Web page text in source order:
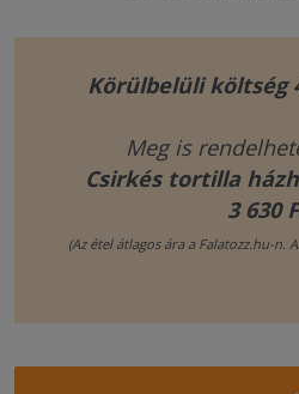
Körülbelüli költség
Meg is
Csirkés tortilla
3 630
(Az étel átlagos ára a Falatozz.hu-n.